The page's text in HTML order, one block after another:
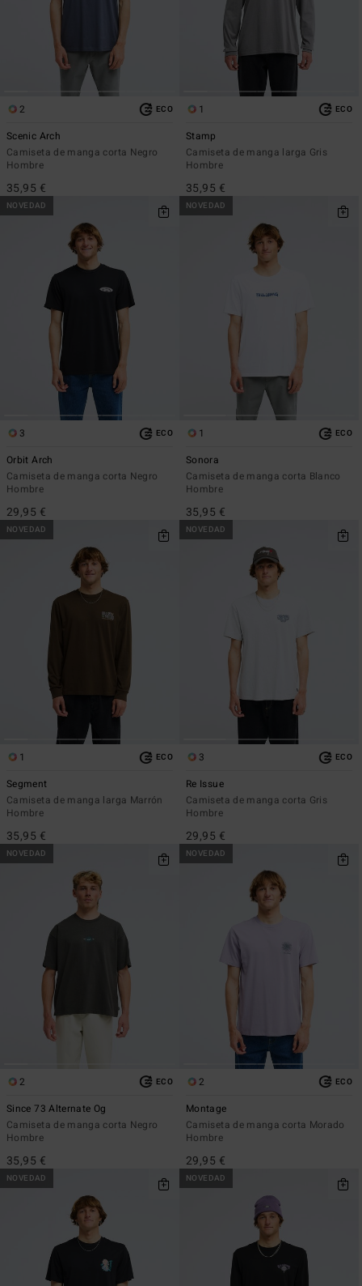
2 ECO
Scenic Arch
Camiseta de manga corta Negro
Hombre
35,95 €
1 ECO
Stamp
Camiseta de manga larga Gris
Hombre
35,95 €
NOVEDAD
3 ECO
Orbit Arch
Camiseta de manga corta Negro
Hombre
29,95 €
NOVEDAD
1 ECO
Sonora
Camiseta de manga corta Blanco
Hombre
35,95 €
NOVEDAD
1 ECO
Segment
Camiseta de manga larga Marrón
Hombre
35,95 €
NOVEDAD
3 ECO
Re Issue
Camiseta de manga corta Gris
Hombre
29,95 €
NOVEDAD
2 ECO
Since 73 Alternate Og
Camiseta de manga corta Negro
Hombre
35,95 €
NOVEDAD
2 ECO
Montage
Camiseta de manga corta Morado
Hombre
29,95 €
NOVEDAD NOVEDAD